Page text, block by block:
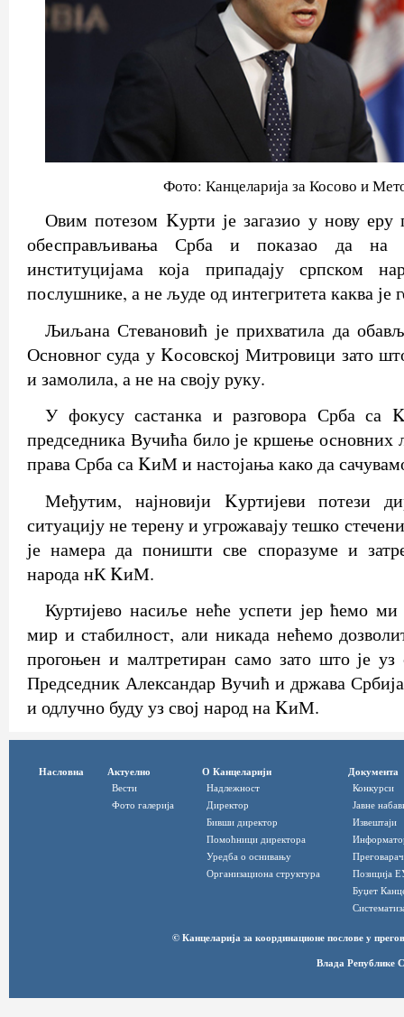
Фото: Канцеларија за Косово и
Овим потезом Kурти је загазио у нову
обесправљивања Срба и показао да
институцијама која припадају српском
послушнике, а не људе од интегритета каква је
Љиљана Стевановић је прихватила да
Основног суда у Kосовској Митровици зато
и замолила, а не на своју руку.
У фокусу састанка и разговора Срба са
председника Вучића било је кршење основних
права Срба са KиМ и настојања како да
Међутим, најновији Kуртијеви потези
ситуацију не терену и угрожавају тешко
је намера да поништи све споразуме и
народа нК KиМ.
Куртијево насиље неће успети јер ћемо
мир и стабилност, али никада нећемо
прогоњен и малтретиран само зато што је уз
Председник Александар Вучић и држава
и одлучно буду уз свој народ на KиМ.
Насловна Актуелно
Вести
Фото галерија
О Канцеларији
Надлежност
Директор
Бивши директор
Помоћници директора
Уредба о оснивању
Организациона структура
Документа
Конкурси
Јавне
Извештаји
Позиција
Буџет
© Канцеларија за координационе послове у
Влада Републике